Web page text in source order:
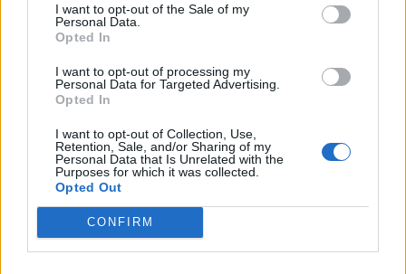
I want to opt-out of the Sale of my
Personal Data.
Opted In
I want to opt-out of processing my
Personal Data for Targeted Advertising.
Opted In
I want to opt-out of Collection, Use,
Retention, Sale, and/or Sharing of my
Personal Data that Is Unrelated with the
Purposes for which it was collected.
Opted Out
CONFIRM
¿Apoyar a Mastifal?
Ranking de Mastifal